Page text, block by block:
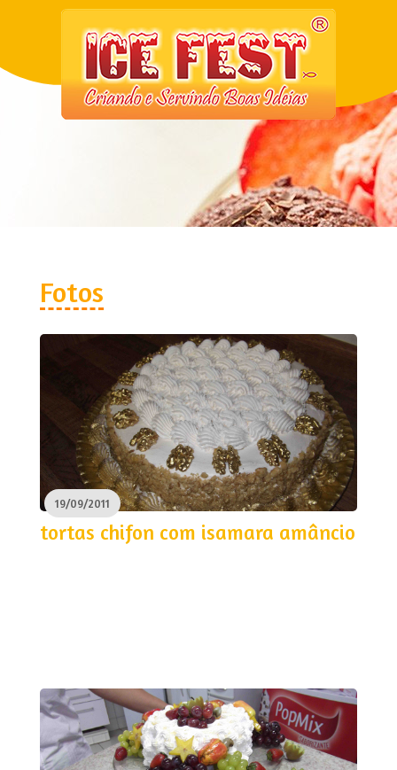
Fotos
19/09/2011
tortas chifon com isamara amâncio